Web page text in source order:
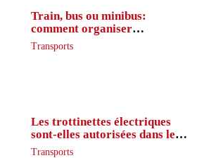
Train, bus ou minibus:
comment organiser
l’itinéraire en France
Transports
Les trottinettes électriques
sont-elles autorisées dans le
métro ?
Transports